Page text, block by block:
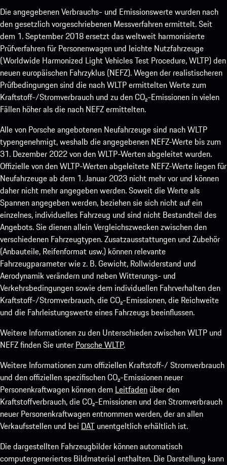
Die angegebenen Verbrauchs- und Emissionswerte wurden nach
den gesetzlich vorgeschriebenen Messverfahren ermittelt. Seit
dem 1. September 2018 ersetzt das weltweit harmonisierte
Prüfverfahren für Personenwagen und leichte Nutzfahrzeuge
(Worldwide Harmonized Light Vehicles Test Procedure, WLTP) den
neuen europäischen Fahrzyklus (NEFZ). Wegen der realistischeren
Prüfbedingungen sind die nach WLTP ermittelten Werte zum
Kraftstoff-/Stromverbrauch und zu den CO₂-Emissionen in vielen
Fällen höher als die nach NEFZ ermittelten.
Alle von Porsche angebotenen Neufahrzeuge sind nach WLTP
typengenehmigt, weshalb die angegebenen NEFZ-Werte bis zum
31. Dezember 2022 von den WLTP-Werten abgeleitet wurden.
Offizielle von den WLTP-Werten abgeleitete NEFZ-Werte liegen für
Neufahrzeuge ab dem 1. Januar 2023 nicht mehr vor und können
daher nicht mehr angegeben werden. Soweit die Werte als
Spannen angegeben werden, beziehen sie sich nicht auf ein
einzelnes, individuelles Fahrzeug und sind nicht Bestandteil des
Angebots. Sie dienen allein Vergleichszwecken zwischen den
verschiedenen Fahrzeugtypen. Zusatzausstattungen und Zubehör
(Anbauteile, Reifenformat usw.) können relevante
Fahrzeugparameter wie z. B. Gewicht, Rollwiderstand und
Aerodynamik verändern und neben Witterungs- und
Verkehrsbedingungen sowie dem individuellen Fahrverhalten den
Kraftstoff-/Stromverbrauch, die CO₂-Emissionen, die Reichweite
und die Fahrleistungswerte eines Fahrzeugs beeinflussen.
Weitere Informationen zu den Unterschieden zwischen WLTP und
NEFZ finden Sie unter Porsche WLTP.
Weitere Informationen zum offiziellen Kraftstoff-/ Stromverbrauch
und den offiziellen spezifischen CO₂-Emissionen neuer
Personenkraftwagen können dem Leitfaden über den
Kraftstoffverbrauch, die CO₂-Emissionen und den Stromverbrauch
neuer Personenkraftwagen entnommen werden, der an allen
Verkaufsstellen und bei DAT unentgeltlich erhältlich ist.
Die dargestellten Fahrzeugbilder können automatisch
computergeneriertes Bildmaterial enthalten. Die Darstellung kann